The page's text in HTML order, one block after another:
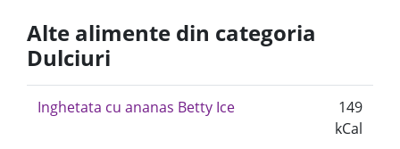
Alte alimente din categoria
Dulciuri
Inghetata cu ananas Betty Ice
149
kCal